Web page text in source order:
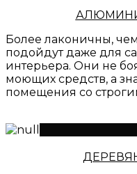
Более лаконичны,
подойдут даже для
интерьера. Они не
моющих средств, а
помещения со